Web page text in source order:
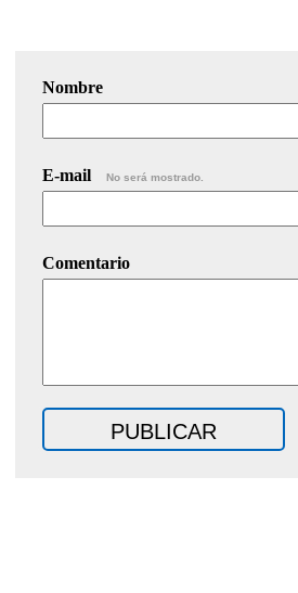
Nombre
E-mail No será mostrado.
Comentario